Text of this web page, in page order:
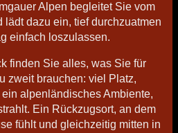
Alpen begleitet Sie vom
lädt dazu ein, tief durchzuatmen
einfach loszulassen.
finden Sie alles, was Sie für
zweit brauchen: viel Platz,
alpenländisches Ambiente,
Ein Rückzugsort, an dem
fühlt und gleichzeitig mitten in